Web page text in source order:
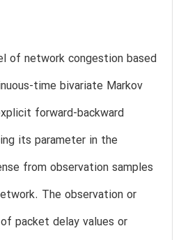
of network congestion based
time bivariate Markov
forward-backward
its parameter in the
from observation samples
The observation or
packet delay values or